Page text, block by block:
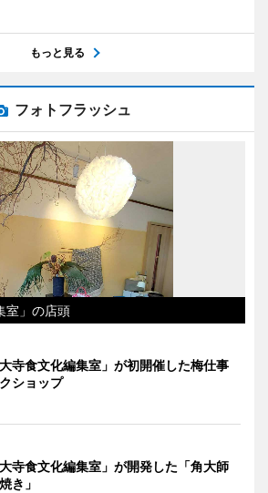
もっと見る
フォトフラッシュ
室」の店頭
大寺食文化編集室」が初開催した梅仕事
ショップ
大寺食文化編集室」が開発した「角大師
き」